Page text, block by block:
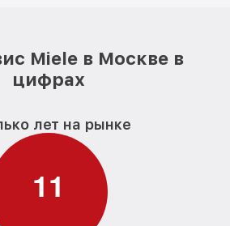
Miele в Москве в
цифрах
лет на рынке
11